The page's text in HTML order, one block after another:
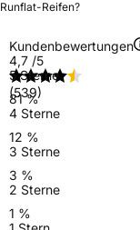
Runflat-Reifen?
Kundenbewertungen
4,7 /5
(539)
5 Sterne
81 %
4 Sterne
12 %
3 Sterne
3 %
2 Sterne
1 %